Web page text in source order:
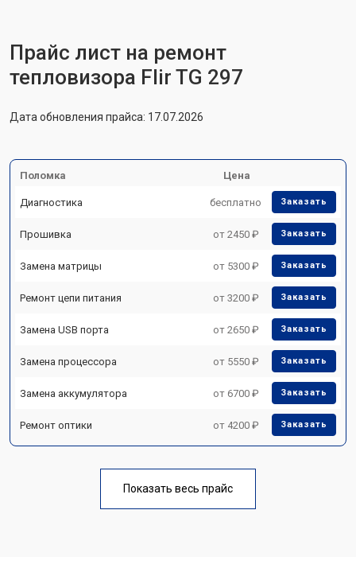
Прайс лист на ремонт
тепловизора Flir TG 297
Дата обновления прайса: 17.07.2026
Поломка Цена
Диагностика бесплатно Заказать
Прошивка от 2450 ₽ Заказать
Замена матрицы от 5300 ₽ Заказать
Ремонт цепи питания от 3200 ₽ Заказать
Замена USB порта от 2650 ₽ Заказать
Замена процессора от 5550 ₽ Заказать
Замена аккумулятора от 6700 ₽ Заказать
Ремонт оптики от 4200 ₽ Заказать
Показать весь прайс